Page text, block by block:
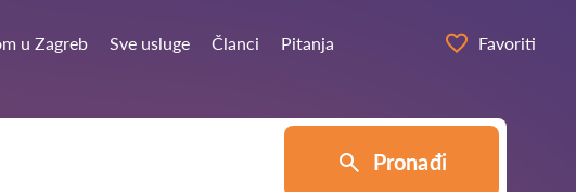
u Zagreb Sve usluge Članci Pitanja Favoriti
Pronađi